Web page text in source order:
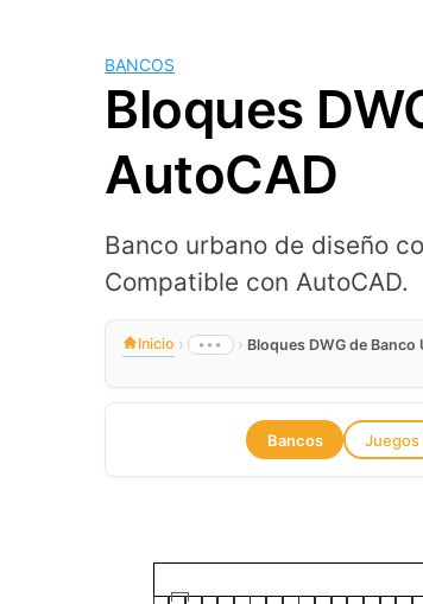
BANCOS
Bloques
AutoCAD
Banco urbano de diseño
Compatible con AutoCAD.
Inicio › ••• › Bloques DWG de
Bancos